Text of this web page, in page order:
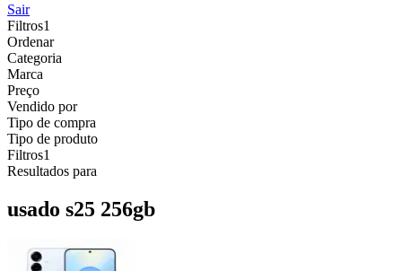
Sair
Filtros1
Ordenar
Categoria
Marca
Preço
Vendido por
Tipo de compra
Tipo de produto
Filtros1
Resultados para
usado s25 256gb